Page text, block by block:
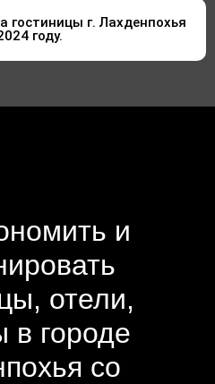
гостиницы г. Лахденпохья
году.
и
отели,
в городе
со